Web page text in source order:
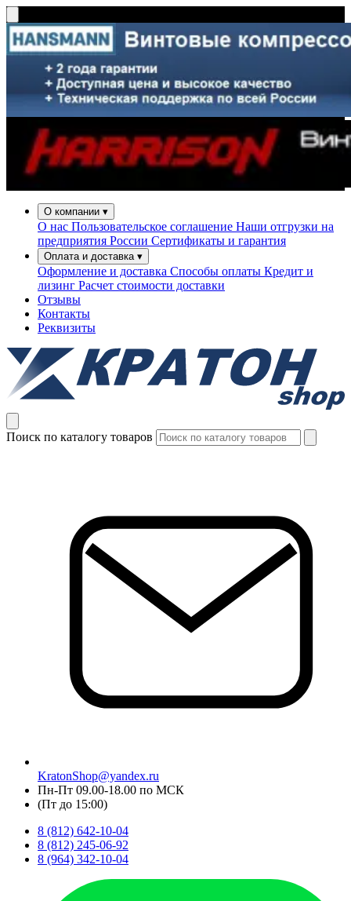
О компании ▾
О нас Пользовательское соглашение Наши отгрузки на
предприятия России Сертификаты и гарантия
Оплата и доставка ▾
Оформление и доставка Способы оплаты Кредит и
лизинг Расчет стоимости доставки
Отзывы
Контакты
Реквизиты
Поиск по каталогу товаров
KratonShop@yandex.ru
Пн-Пт 09.00-18.00 по МСК
(Пт до 15:00)
8 (812) 642-10-04
8 (812) 245-06-92
8 (964) 342-10-04